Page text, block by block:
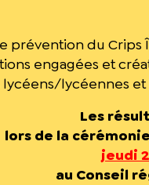
prévention du
engagées et
lycéennes
Les
lors de la
jeudi
au Conseil